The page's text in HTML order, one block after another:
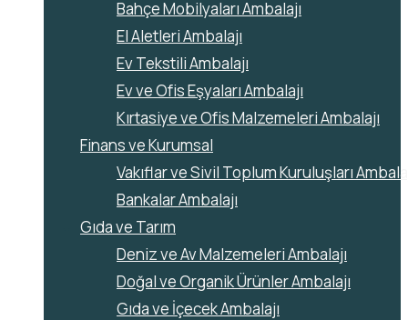
Bahçe Mobilyaları Ambalajı
El Aletleri Ambalajı
Ev Tekstili Ambalajı
Ev ve Ofis Eşyaları Ambalajı
Kırtasiye ve Ofis Malzemeleri Ambalajı
Finans ve Kurumsal
Vakıflar ve Sivil Toplum Kuruluşları
Bankalar Ambalajı
Gıda ve Tarım
Deniz ve Av Malzemeleri Ambalajı
Doğal ve Organik Ürünler Ambalajı
Gıda ve İçecek Ambalajı